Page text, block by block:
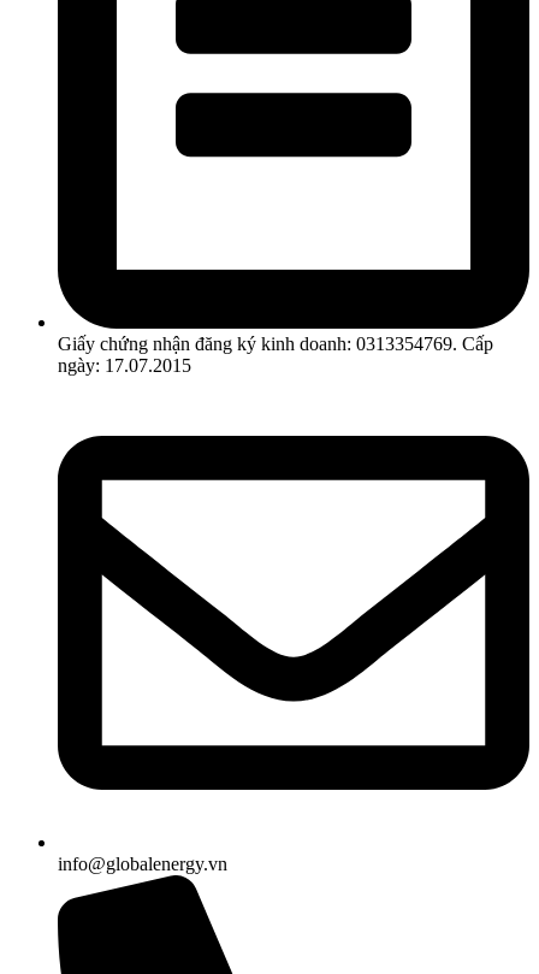
Giấy chứng nhận đăng ký kinh doanh: 0313354769. Cấp
ngày: 17.07.2015
info@globalenergy.vn